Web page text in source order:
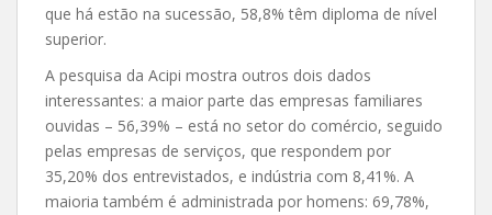
que há estão na sucessão, 58,8% têm diploma de nível
superior.
A pesquisa da Acipi mostra outros dois dados
interessantes: a maior parte das empresas familiares
ouvidas – 56,39% – está no setor do comércio, seguido
pelas empresas de serviços, que respondem por
35,20% dos entrevistados, e indústria com 8,41%. A
maioria também é administrada por homens: 69,78%,